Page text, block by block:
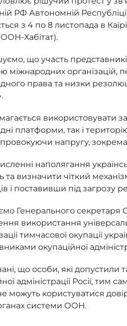
РФ Автономній Республіці
з 4 по 8 листопада в
Хабітат).
що участь
міжнародних
права та низки
використовувати
платформи, так і
напругу, зокрема
наполягання
та визначити чіткий
і поставивши під загрозу
Генерального секретаря
використання
тимчасової окупації
окупаційної
що особи, які допустили
адміністрації Росії,
можуть користуватися
системи ООН.